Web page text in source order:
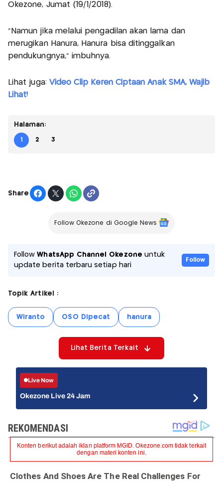
Okezone, Jumat (19/1/2018).
"Namun jika melalui pengadilan akan lama dan
merugikan Hanura, Hanura bisa ditinggalkan
pendukungnya," imbuhnya.
Lihat juga: Video Clip Keren Ciptaan Anak SMA, Wajib
Lihat!
Halaman:
1 2 3
Share
Follow Okezone di Google News
FollowWhatsApp Channel Okezone untuk
update berita terbaru setiap hari
Follow
Topik Artikel :
Wiranto OSO Dipecat hanura
Lihat Berita Terkait
Live Now
Okezone Live 24 Jam